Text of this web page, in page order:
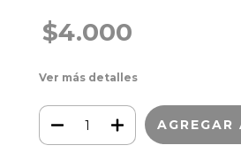
$4.000
Ver más detalles